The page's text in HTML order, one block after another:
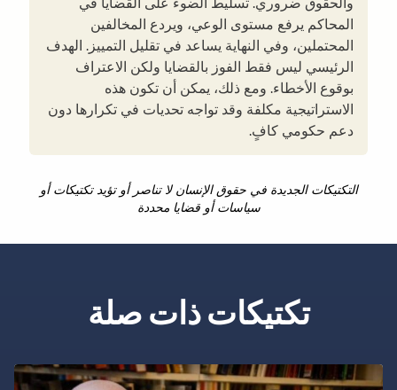
المحاكم يرفع مستوى الوعي، ويردع المخالفين
المحتملين، وفي النهاية يساعد في تقليل التمييز. الهدف
الرئيسي ليس فقط الفوز بالقضايا ولكن الاعتراف
بوقوع الأخطاء. ومع ذلك، يمكن أن تكون هذه
الاستراتيجية مكلفة وقد تواجه تحديات في تكرارها دون
دعم حكومي كافٍ.
التكتيكات الجديدة في حقوق الإنسان لا تناصر أو تؤيد تكتيكات أو
سياسات أو قضايا محددة
تكتيكات ذات صلة